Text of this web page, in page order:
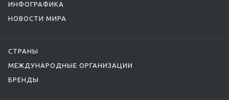
ИНФОГРАФИКА
НОВОСТИ МИРА
СТРАНЫ
МЕЖДУНАРОДНЫЕ ОРГАНИЗАЦИИ
БРЕНДЫ